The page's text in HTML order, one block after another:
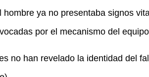
ya no presentaba signos
por el mecanismo del
no han revelado la identidad del